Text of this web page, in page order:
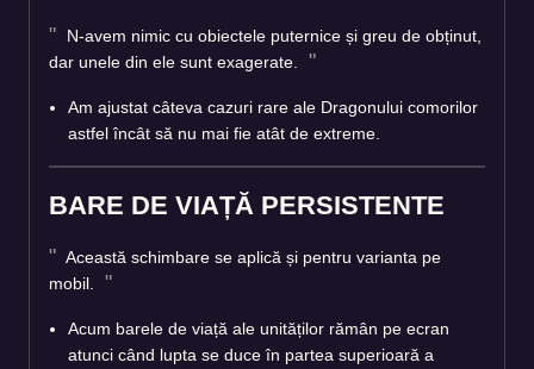
N-avem nimic cu obiectele puternice și greu de obținut,
dar unele din ele sunt exagerate.
Am ajustat câteva cazuri rare ale Dragonului comorilor
astfel încât să nu mai fie atât de extreme.
BARE DE VIAȚĂ PERSISTENTE
Această schimbare se aplică și pentru varianta pe
mobil.
Acum barele de viață ale unităților rămân pe ecran
atunci când lupta se duce în partea superioară a